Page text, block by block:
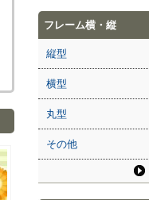
フレーム横・縦
縦型
横型
丸型
その他